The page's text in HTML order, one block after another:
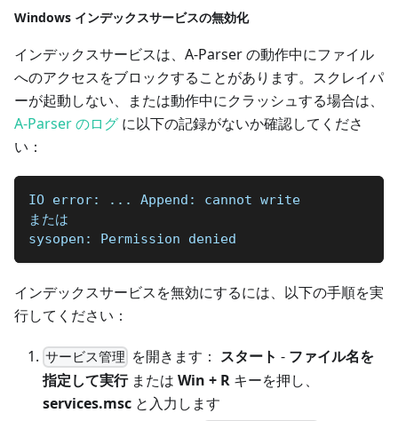
Windows インデックスサービスの無効化
インデックスサービスは、A-Parser の動作中にファイル
へのアクセスをブロックすることがあります。スクレイパ
ーが起動しない、または動作中にクラッシュする場合は、
A-Parser のログ に以下の記録がないか確認してくださ
い：
IO error: ... Append: cannot write
または
sysopen: Permission denied
インデックスサービスを無効にするには、以下の手順を実
行してください：
サービス管理 を開きます： スタート - ファイル名を
指定して実行または Win + R キーを押し、
services.msc と入力します